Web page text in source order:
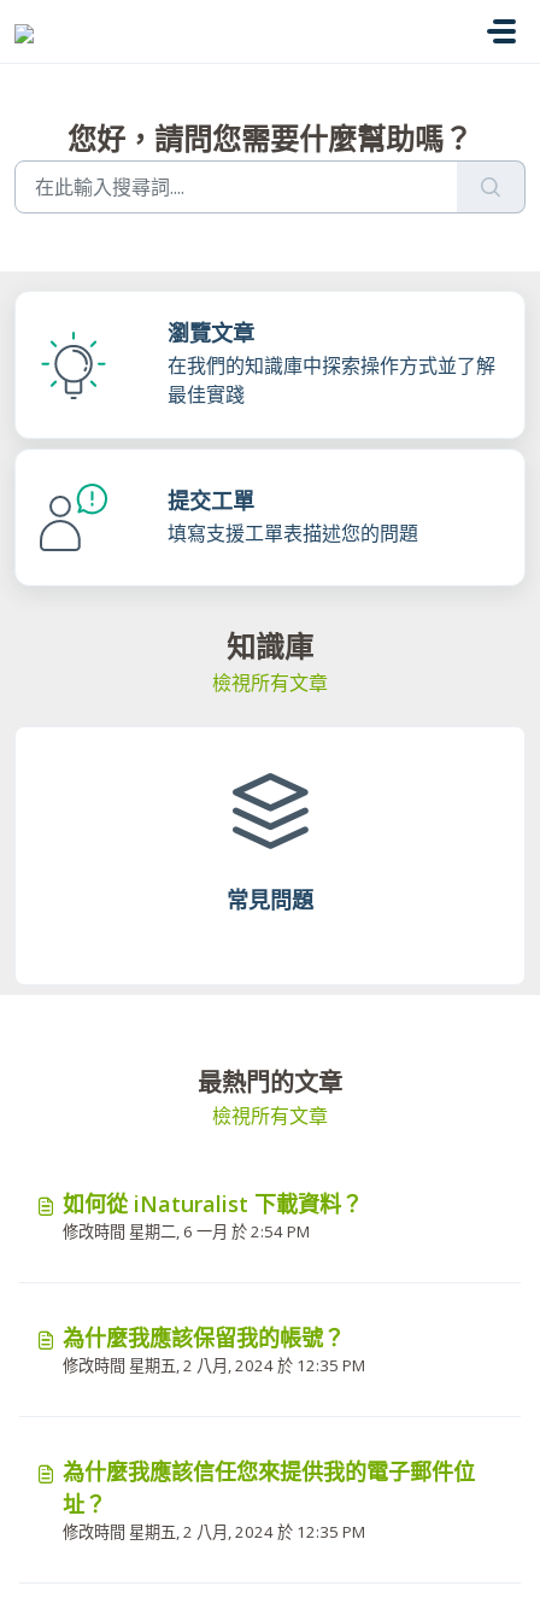
您好，請問您需要什麼幫助嗎？
瀏覽文章
在我們的知識庫中探索操作方式並了解
最佳實踐
提交工單
填寫支援工單表描述您的問題
知識庫
檢視所有文章
常見問題
最熱門的文章
檢視所有文章
如何從 iNaturalist 下載資料？
修改時間 星期二, 6 一月 於 2:54 PM
為什麼我應該保留我的帳號？
修改時間 星期五, 2 八月, 2024 於 12:35 PM
為什麼我應該信任您來提供我的電子郵件位
址？
修改時間 星期五, 2 八月, 2024 於 12:35 PM